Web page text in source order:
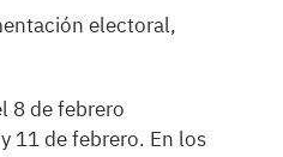
electoral,
8 de febrero
11 de febrero. En los